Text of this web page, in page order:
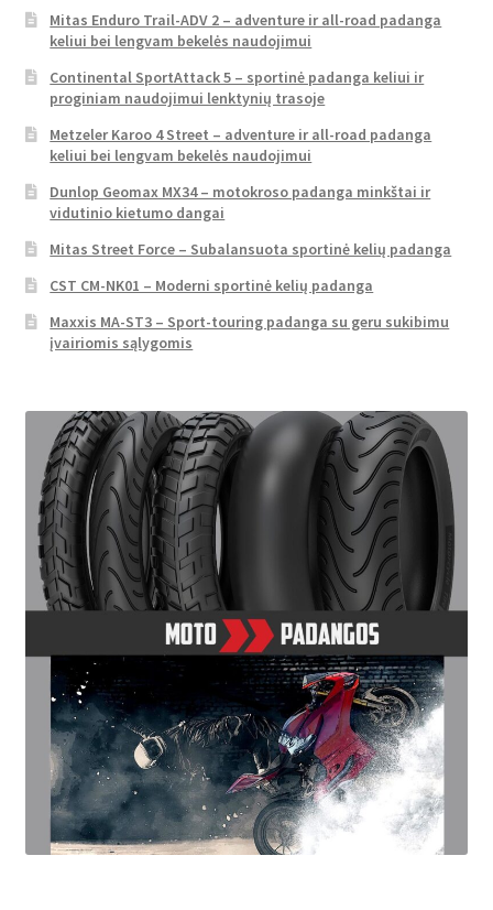
Mitas Enduro Trail-ADV 2 – adventure ir all-road padanga
keliui bei lengvam bekelės naudojimui
Continental SportAttack 5 – sportinė padanga keliui ir
proginiam naudojimui lenktynių trasoje
Metzeler Karoo 4 Street – adventure ir all-road padanga
keliui bei lengvam bekelės naudojimui
Dunlop Geomax MX34 – motokroso padanga minkštai ir
vidutinio kietumo dangai
Mitas Street Force – Subalansuota sportinė kelių padanga
CST CM-NK01 – Moderni sportinė kelių padanga
Maxxis MA-ST3 – Sport-touring padanga su geru sukibimu
įvairiomis sąlygomis